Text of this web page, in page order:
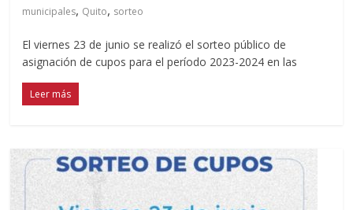
municipales, Quito, sorteo
El viernes 23 de junio se realizó el sorteo público de
asignación de cupos para el período 2023-2024 en las
Leer más